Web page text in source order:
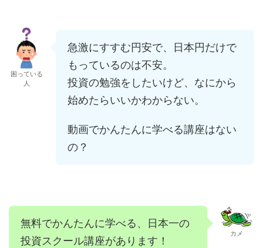
困っている
人
急激にすすむ円安で、日本円だけで
もっているのは不安。
投資の勉強をしたいけど、なにから
始めたらいいかわからない。
動画でかんたんに学べる講座はない
の？
無料でかんたんに学べる、日本一の
投資スクール講座があります！
カメ